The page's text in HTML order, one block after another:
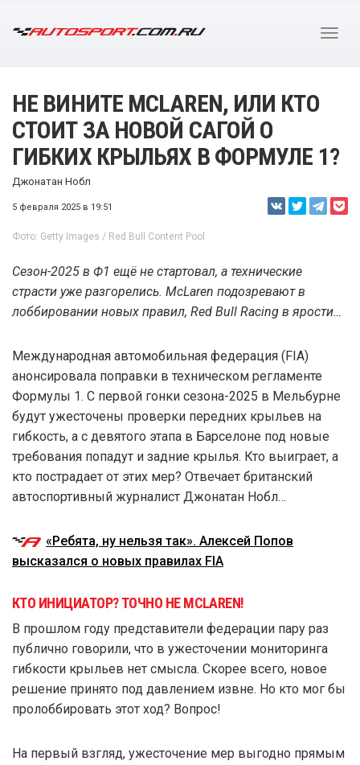
НЕ ВИНИТЕ MCLAREN, ИЛИ КТО
СТОИТ ЗА НОВОЙ САГОЙ О
ГИБКИХ КРЫЛЬЯХ В ФОРМУЛЕ 1?
Джонатан Нобл
5 февраля 2025 в 19:51
Фото: Getty Images / Red Bull Content Pool
Сезон-2025 в Ф1 ещё не стартовал, а технические
страсти уже разгорелись. McLaren подозревают в
лоббировании новых правил, Red Bull Racing в ярости…
Международная автомобильная федерация (FIA)
анонсировала поправки в техническом регламенте
Формулы 1. С первой гонки сезона-2025 в Мельбурне
будут ужесточены проверки передних крыльев на
гибкость, а с девятого этапа в Барселоне под новые
требования попадут и задние крылья. Кто выиграет, а
кто пострадает от этих мер? Отвечает британский
автоспортивный журналист Джонатан Нобл…
«Ребята, ну нельзя так». Алексей Попов
высказался о новых правилах FIA
КТО ИНИЦИАТОР? ТОЧНО НЕ MCLAREN!
В прошлом году представители федерации пару раз
публично говорили, что в ужесточении мониторинга
гибкости крыльев нет смысла. Скорее всего, новое
решение принято под давлением извне. Но кто мог бы
пролоббировать этот ход? Вопрос!
На первый взгляд, ужесточение мер выгодно прямым